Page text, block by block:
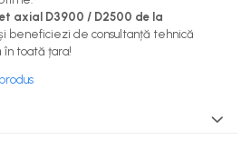
axial D3900 / D2500 de la
beneficiezi de consultanță tehnică
toată țara!